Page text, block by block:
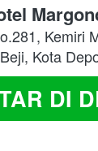
Kemiri
Beji, Kota
DI